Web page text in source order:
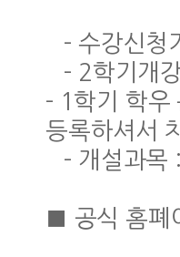
- 수강신청
- 2학기개
- 1학기 학우
등록하셔서
- 개설과목
■ 공식 홈폐